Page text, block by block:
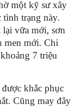
một kỹ sư xây
tình trạng này.
lại vữa mới, sơn
men mới. Chi
7 triệu
khắc phục
Cũng may đây